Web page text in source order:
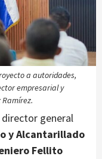
a autoridades,
empresarial y
director general
y Alcantarillado
Fellito